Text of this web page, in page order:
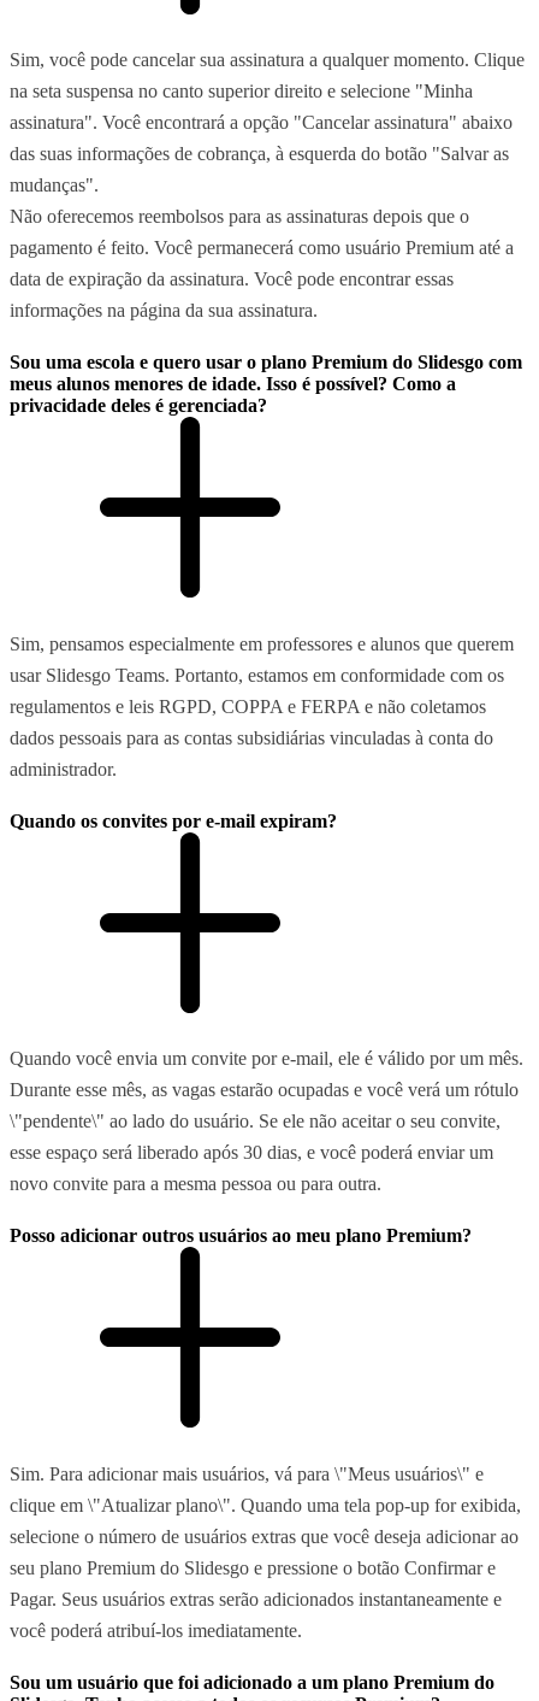
Sim, você pode cancelar sua assinatura a qualquer momento. Clique
na seta suspensa no canto superior direito e selecione "Minha
assinatura". Você encontrará a opção "Cancelar assinatura" abaixo
das suas informações de cobrança, à esquerda do botão "Salvar as
mudanças".
Não oferecemos reembolsos para as assinaturas depois que o
pagamento é feito. Você permanecerá como usuário Premium até a
data de expiração da assinatura. Você pode encontrar essas
informações na página da sua assinatura.
Sou uma escola e quero usar o plano Premium do Slidesgo com
meus alunos menores de idade. Isso é possível? Como a
privacidade deles é gerenciada?
Sim, pensamos especialmente em professores e alunos que querem
usar Slidesgo Teams. Portanto, estamos em conformidade com os
regulamentos e leis RGPD, COPPA e FERPA e não coletamos
dados pessoais para as contas subsidiárias vinculadas à conta do
administrador.
Quando os convites por e-mail expiram?
Quando você envia um convite por e-mail, ele é válido por um mês.
Durante esse mês, as vagas estarão ocupadas e você verá um rótulo
\"pendente\" ao lado do usuário. Se ele não aceitar o seu convite,
esse espaço será liberado após 30 dias, e você poderá enviar um
novo convite para a mesma pessoa ou para outra.
Posso adicionar outros usuários ao meu plano Premium?
Sim. Para adicionar mais usuários, vá para \"Meus usuários\" e
clique em \"Atualizar plano\". Quando uma tela pop-up for exibida,
selecione o número de usuários extras que você deseja adicionar ao
seu plano Premium do Slidesgo e pressione o botão Confirmar e
Pagar. Seus usuários extras serão adicionados instantaneamente e
você poderá atribuí-los imediatamente.
Sou um usuário que foi adicionado a um plano Premium do